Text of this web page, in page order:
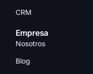
CRM
Empresa
Nosotros
Blog